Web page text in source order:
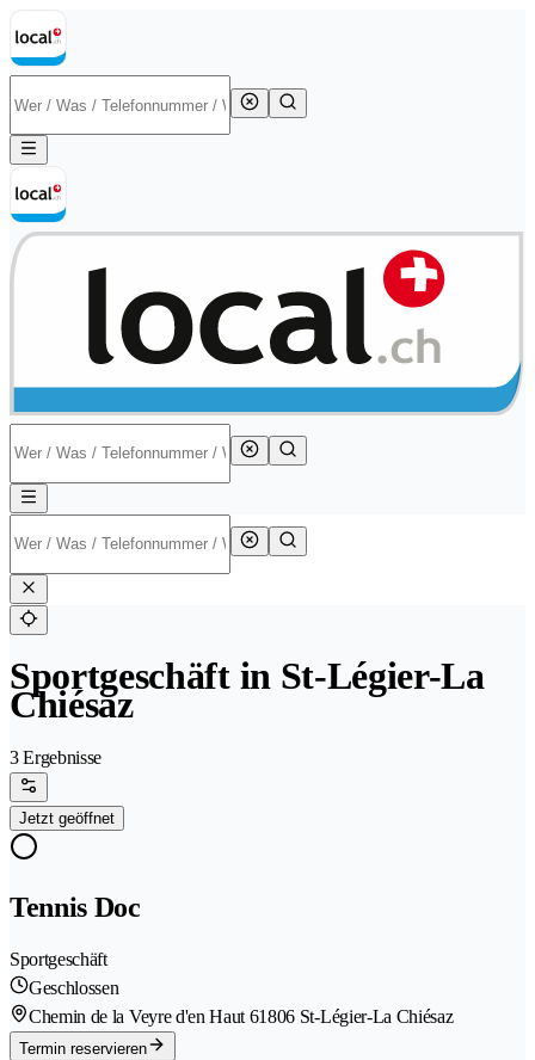
Sportgeschäft in St-Légier-La
Chiésaz
3 Ergebnisse
Jetzt geöffnet
Tennis Doc
Sportgeschäft
Geschlossen
Chemin de la Veyre d'en Haut 61806 St-Légier-La Chiésaz
Termin reservieren